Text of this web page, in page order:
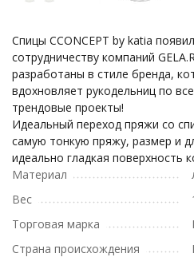
Спицы CCONCEPT by katia
сотрудничеству компаний
разработаны в стиле бренда,
вдохновляет рукодельниц по
трендовые проекты!
Идеальный переход пряжи со
самую тонкую пряжу, размер и
идеально гладкая поверхность
Материал
Вес
Торговая марка
Страна происхождения